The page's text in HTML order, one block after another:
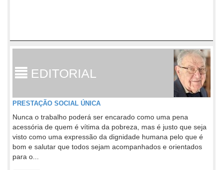
EDITORIAL
PRESTAÇÃO SOCIAL ÚNICA
Nunca o trabalho poderá ser encarado como uma pena
acessória de quem é vítima da pobreza, mas é justo que seja
visto como uma expressão da dignidade humana pelo que é
bom e salutar que todos sejam acompanhados e orientados
para o...